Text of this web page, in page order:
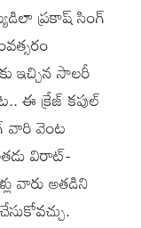
ప్రకాష్ సింగ్
ఇచ్చిన సాలరీ
ఈ క్రేజ్ కపుల్
వారి వెంట
విరాట్-
వారు అతడిని